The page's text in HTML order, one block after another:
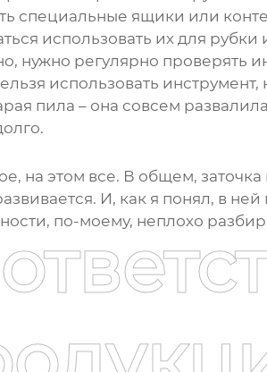
специальные ящики или
использовать их для
нужно регулярно проверять
использовать
пила – она совсем
на этом все. В общем,
И, как я понял, в
по-моему, неплохо